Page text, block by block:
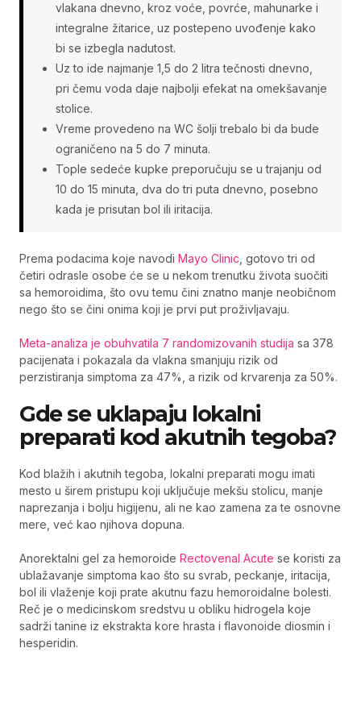
vlakana dnevno, kroz voće, povrće, mahunarke i
integralne žitarice, uz postepeno uvođenje kako
bi se izbegla nadutost.
Uz to ide najmanje 1,5 do 2 litra tečnosti dnevno,
pri čemu voda daje najbolji efekat na omekšavanje
stolice.
Vreme provedeno na WC šolji trebalo bi da bude
ograničeno na 5 do 7 minuta.
Tople sedeće kupke preporučuju se u trajanju od
10 do 15 minuta, dva do tri puta dnevno, posebno
kada je prisutan bol ili iritacija.
Prema podacima koje navodi Mayo Clinic, gotovo tri od
četiri odrasle osobe će se u nekom trenutku života suočiti
sa hemoroidima, što ovu temu čini znatno manje neobičnom
nego što se čini onima koji je prvi put proživljavaju.
Meta-analiza je obuhvatila 7 randomizovanih studija sa 378
pacijenata i pokazala da vlakna smanjuju rizik od
perzistiranja simptoma za 47%, a rizik od krvarenja za 50%.
Gde se uklapaju lokalni
preparati kod akutnih tegoba?
Kod blažih i akutnih tegoba, lokalni preparati mogu imati
mesto u širem pristupu koji uključuje mekšu stolicu, manje
naprezanja i bolju higijenu, ali ne kao zamena za te osnovne
mere, već kao njihova dopuna.
Anorektalni gel za hemoroide Rectovenal Acute se koristi za
ublažavanje simptoma kao što su svrab, peckanje, iritacija,
bol ili vlaženje koji prate akutnu fazu hemoroidalne bolesti.
Reč je o medicinskom sredstvu u obliku hidrogela koje
sadrži tanine iz ekstrakta kore hrasta i flavonoide diosmin i
hesperidin.